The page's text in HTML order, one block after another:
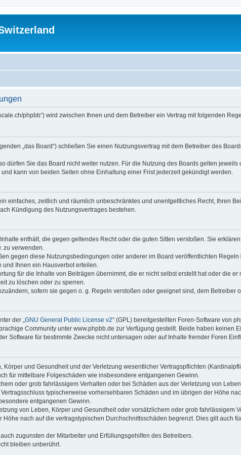
phpbb“) wird zwischen Ihnen und dem Betreiber ein Vertrag mit folgenden
„das Board“) schließen Sie einen Nutzungsvertrag mit dem Betreiber des
dürfen Sie das Board nicht weiter nutzen. Für die Nutzung des Boards gelten
kann von beiden Seiten ohne Einhaltung einer Frist jederzeit gekündigt werden.
einfaches, zeitlich und räumlich unbeschränktes und unentgeltliches Recht, Ihren
Kündigung des Nutzungsvertrages bestehen.
enthält, die gegen geltendes Recht oder die guten Sitten verstoßen. Sie
zu verwenden.
gegen diese Nutzungsbedingungen oder anderer im Board veröffentlichten
Ihnen ein Hausverbot erteilen.
für die Inhalte von Beiträgen übernimmt, die er nicht selbst erstellt hat oder die
zu löschen oder zu sperren.
sofern sie gegen o. g. Regeln verstoßen oder geeignet sind, dem Betreiber
der „GNU General Public License v2“ (GPL) bereitgestellten Foren-Software von
Community unter www.phpbb.de zur Verfügung gestellt. Beide haben keinen
Software für bestimmte Zwecke nicht untersagen oder auf Inhalte fremder Foren
Körper und Gesundheit und der Verletzung wesentlicher Vertragspflichten
für mittelbare Folgeschäden wie insbesondere entgangenen Gewinn.
oder grob fahrlässigem Verhalten oder bei Schäden aus der Verletzung von
typischerweise vorhersehbaren Schäden und im übrigen der Höhe
entgangenen Gewinn.
von Leben, Körper und Gesundheit oder vorsätzlichem oder grob fahrlässigem
nach auf die vertragstypischen Durchschnittsschäden begrenzt. Dies gilt auch
zugunsten der Mitarbeiter und Erfüllungsgehilfen des Betreibers.
bleiben unberührt.